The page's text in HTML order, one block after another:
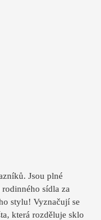
Jsou plné
sídla za
stylu! Vyznačují se
která rozděluje sklo